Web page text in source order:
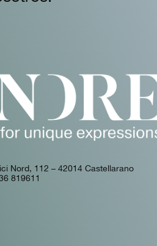
Nord, 112 – 42014 Castellarano
819611